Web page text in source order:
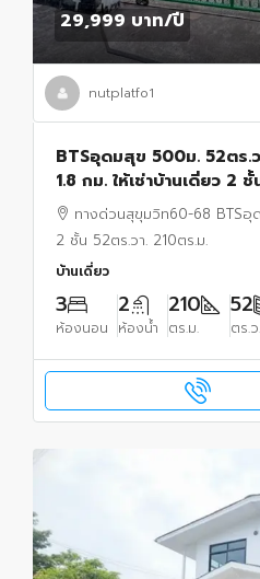
29,999 บาท/ปี
nutplatfo1
BTSอุดมสุข 500ม. 52ตร.
1.8 กม. ให้เช่าบ้านเดี่ยว 2
อุดมสุข 300 ม.ทางด่วนสุ
ทางด่วนสุขุมวิท60-68 BTSอุ
2 ชั้น 52ตร.วา. 210ตร.ม.
บ้านเดี่ยว
3
ห้องนอน
2
ห้องน้ำ
210
ตร.ม.
52
ตร.ว.